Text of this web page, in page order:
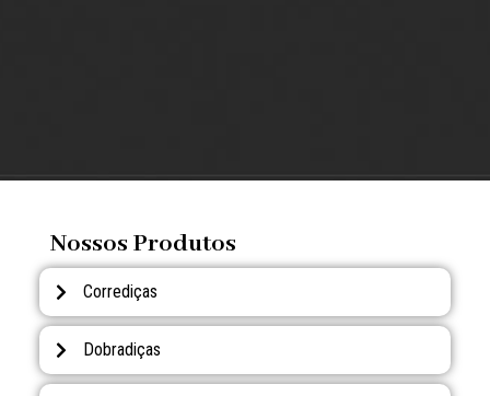
Nossos Produtos
Corrediças
Dobradiças